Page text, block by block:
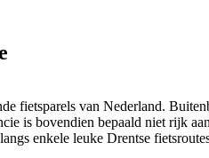
fietsparels van Nederland.
is bovendien bepaald niet rijk
enkele leuke Drentse